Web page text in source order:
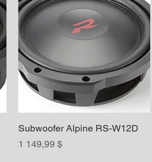
Aperçu rapide
Subwoofer Alpine RS-W12D
Prix
1 149,99 $